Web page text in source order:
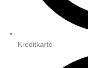
Kreditkarte